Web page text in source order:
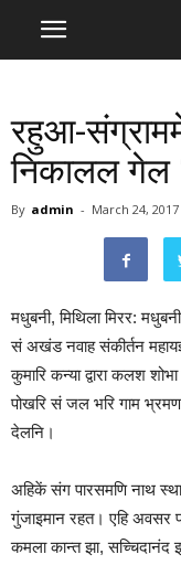
रहुआ-
निकालल गेल
By admin - March 24, 2017
मधुबनी, मिथिला मिरर:
सं अखंड नवाह संकीर्तन
कुमारि कन्या द्वारा कलश
पोखरि सं जल भरि गाम
देलनि।
अहिकें संग पारसमणि नाथ
गुंजाइमान रहत। एहि अवसर
कमला कान्त झा, सच्चिदानंद